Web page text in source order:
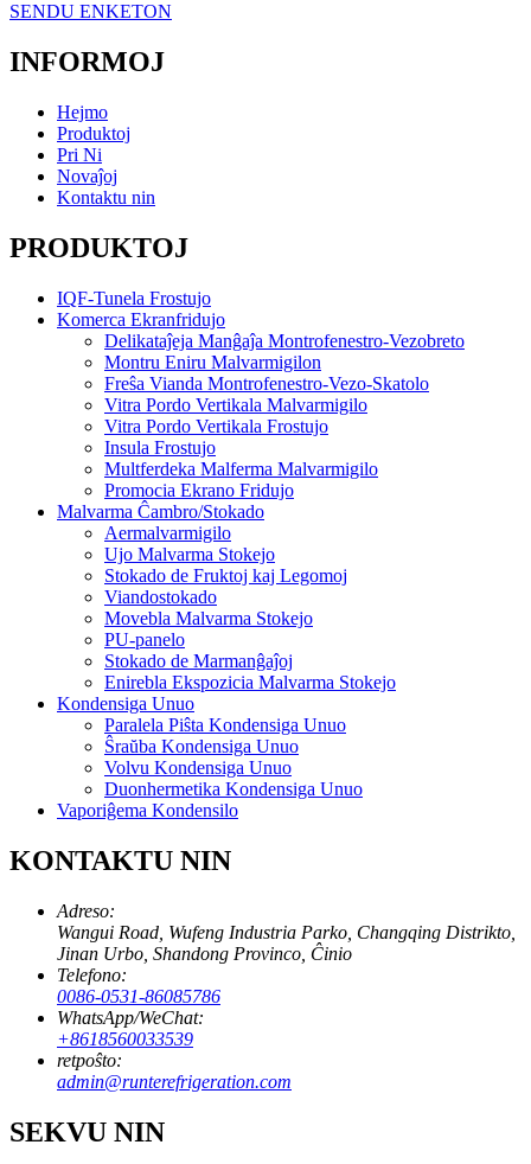
SENDU ENKETON
INFORMOJ
Hejmo
Produktoj
Pri Ni
Novaĵoj
Kontaktu nin
PRODUKTOJ
IQF-Tunela Frostujo
Komerca Ekranfridujo
Delikataĵeja Manĝaĵa Montrofenestro-Vezobreto
Montru Eniru Malvarmigilon
Freŝa Vianda Montrofenestro-Vezo-Skatolo
Vitra Pordo Vertikala Malvarmigilo
Vitra Pordo Vertikala Frostujo
Insula Frostujo
Multferdeka Malferma Malvarmigilo
Promocia Ekrano Fridujo
Malvarma Ĉambro/Stokado
Aermalvarmigilo
Ujo Malvarma Stokejo
Stokado de Fruktoj kaj Legomoj
Viandostokado
Movebla Malvarma Stokejo
PU-panelo
Stokado de Marmanĝaĵoj
Enirebla Ekspozicia Malvarma Stokejo
Kondensiga Unuo
Paralela Piŝta Kondensiga Unuo
Ŝraŭba Kondensiga Unuo
Volvu Kondensiga Unuo
Duonhermetika Kondensiga Unuo
Vaporiĝema Kondensilo
KONTAKTU NIN
Adreso:
Wangui Road, Wufeng Industria Parko, Changqing Distrikto,
Jinan Urbo, Shandong Provinco, Ĉinio
Telefono:
0086-0531-86085786
WhatsApp/WeChat:
+8618560033539
retpoŝto:
admin@runterefrigeration.com
SEKVU NIN